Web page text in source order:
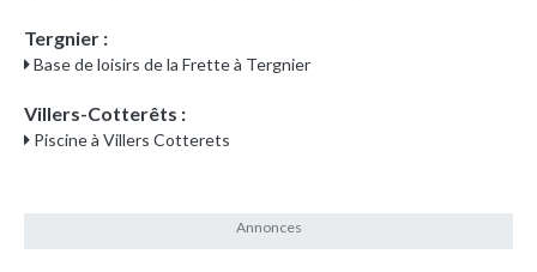
Tergnier :
Base de loisirs de la Frette à Tergnier
Villers-Cotterêts :
Piscine à Villers Cotterets